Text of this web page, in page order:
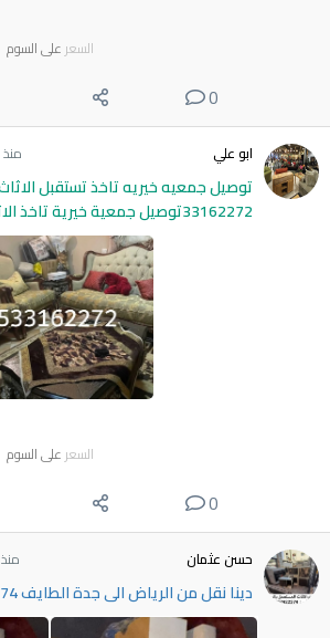
السعر على السوم
0
ابو علي منذ 7 ساعات
33162272توصيل جمعية خيرية تاخذ الاثاث المستخدم بالرياض
السعر على السوم
0
حسن عثمان منذ 7 ساعات
دينا نقل من الرياض الى جدة الطايف 0537422374 مكة